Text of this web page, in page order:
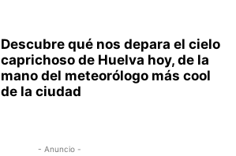
Descubre qué nos depara el cielo
caprichoso de Huelva hoy, de la
mano del meteorólogo más cool
de la ciudad
- Anuncio -